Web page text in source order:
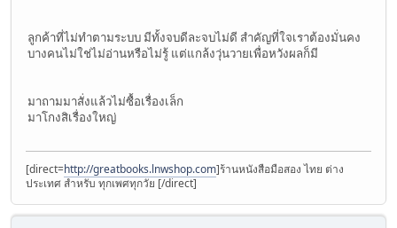
ลูกค้าที่ไม่ทำตามระบบ มีทั้งจบดีละจบไม่ดี สำคัญที่ใจเราต้องมั่นคง
บางคนไม่ใช่ไม่อ่านหรือไม่รู้ แต่แกล้งวุ่นวายเพื่อหวังผลก็มี
มาถามมาสั่งแล้วไม่ซื้อเรื่องเล็ก
มาโกงสิเรื่องใหญ่
[direct=http://greatbooks.lnwshop.com]ร้านหนังสือมือสอง ไทย ต่าง
ประเทศ สำหรับ ทุกเพศทุกวัย [/direct]